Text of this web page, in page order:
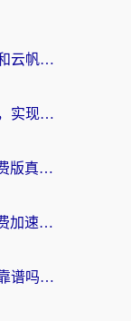
海外党必看：穿梭VPN好用吗？和云帆VPN对比哪个回国效果更好？附真实测评+避坑指南
海外党必看：如何选对国内VPN，实现无缝访问国内资源？
海外党必看：加速器下载永久免费版真的存在吗？教你无缝访问国内资源的正确姿势
海外党自救指南：用一个小时免费加速器，轻松打破国内资源访问壁垒？
海外党必看：中国VPN免费真的靠谱吗？手把手教你选对回国加速器